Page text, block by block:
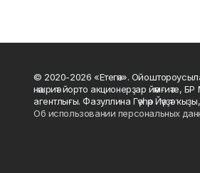
© 2020-2026 «Етегән».
нәшриәт йорто акционерҙар йәмғиәте,
агентлығы. Фазуллина Гәүһәр Йәүҙәт
Об использовании персональных